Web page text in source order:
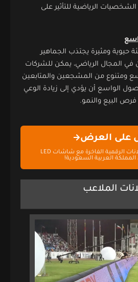
الرياضية للتأثير على
حيوية ومثيرة يجتذب الجماهير
في المجال الرياضي، يمكن للشركات
ومتنوع من المشجعين والمتابعين
الواسع أن يؤدي إلى زيادة الوعي
فرص البيع والنمو.
على العرض
استمتع بتجربة الإعلانات الرقمية الفاخرة مع شاشات LED
المملكة العربية السعودية!
الملاعب